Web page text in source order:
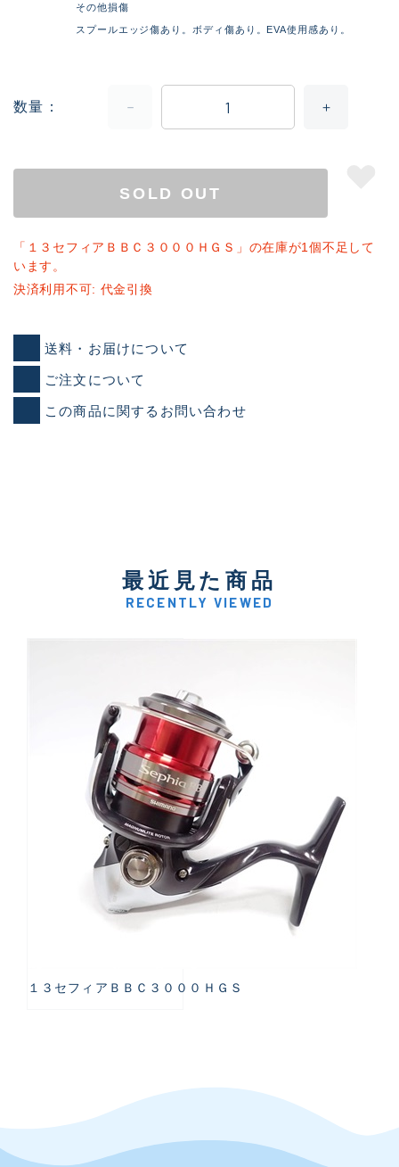
その他損傷
スプールエッジ傷あり。ボディ傷あり。EVA使用感あり。
数量
SOLD OUT
「１３セフィアＢＢＣ３０００ＨＧＳ」の在庫が1個不足して
います。
決済利用不可: 代金引換
送料・お届けについて
ご注文について
この商品に関するお問い合わせ
最近見た商品
RECENTLY VIEWED
１３セフィアＢＢＣ３０００ＨＧＳ